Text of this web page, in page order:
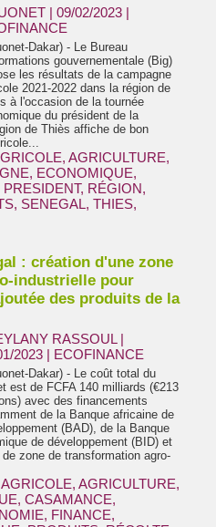
| 09/02/2023 |
Dakar) - Le Bureau
gouvernementale (Big)
les résultats de la campagne
2021-2022 dans la région de
à l'occasion de la tournée
du président de la
de Thiès affiche de bon
, AGRICULTURE,
, ECONOMIQUE,
PRESIDENT, RÉGION,
, SENEGAL, THIES,
: création d'une zone
industrielle pour
des produits de la
RASSOUL |
2023 | ECOFINANCE
Dakar) - Le coût total du
est de FCFA 140 milliards (€213
avec des financements
de la Banque africaine de
(BAD), de la Banque
de développement (BID) et
zone de transformation agro-
AGRICOLE, AGRICULTURE,
, CASAMANCE,
, FINANCE,